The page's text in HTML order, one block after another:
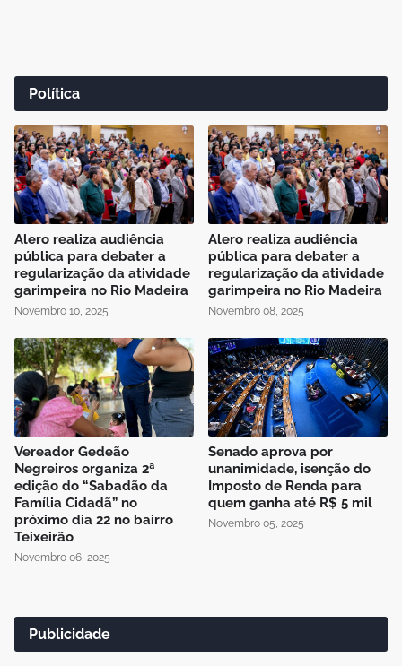
Política
Alero realiza audiência
pública para debater a
regularização da atividade
garimpeira no Rio Madeira
Novembro 10, 2025
Alero realiza audiência
pública para debater a
regularização da atividade
garimpeira no Rio Madeira
Novembro 08, 2025
Vereador Gedeão
Negreiros organiza 2ª
edição do “Sabadão da
Família Cidadã” no
próximo dia 22 no bairro
Teixeirão
Novembro 06, 2025
Senado aprova por
unanimidade, isenção do
Imposto de Renda para
quem ganha até R$ 5 mil
Novembro 05, 2025
Publicidade